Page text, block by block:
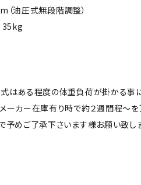
（油圧式無段階調整）
35kg
はある程度の体重負荷が掛かる事に
ーカー在庫有り時で約２週間程～
予めご了承下さいます様お願い致しま